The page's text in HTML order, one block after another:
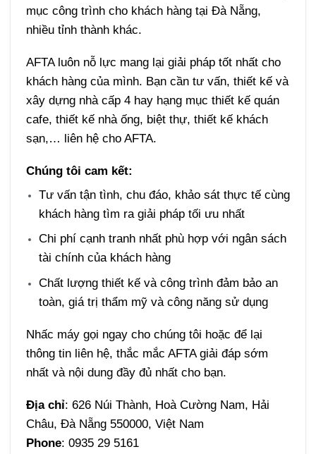
mục công trình cho khách hàng tại Đà Nẵng,
nhiều tỉnh thành khác.
AFTA luôn nỗ lực mang lại giải pháp tốt nhất cho
khách hàng của mình. Bạn cần tư vấn, thiết kế và
xây dựng nhà cấp 4 hay hạng mục thiết kế quán
cafe, thiết kế nhà ống, biệt thự, thiết kế khách
sạn,… liên hệ cho AFTA.
Chúng tôi cam kết:
Tư vấn tận tình, chu đáo, khảo sát thực tế cùng
khách hàng tìm ra giải pháp tối ưu nhất
Chi phí cạnh tranh nhất phù hợp với ngân sách
tài chính của khách hàng
Chất lượng thiết kế và công trình đảm bảo an
toàn, giá trị thẩm mỹ và công năng sử dụng
Nhấc máy gọi ngay cho chúng tôi hoặc để lại
thông tin liên hệ, thắc mắc AFTA giải đáp sớm
nhất và nội dung đầy đủ nhất cho bạn.
Địa chỉ: 626 Núi Thành, Hoà Cường Nam, Hải
Châu, Đà Nẵng 550000, Việt Nam
Phone: 0935 29 5161